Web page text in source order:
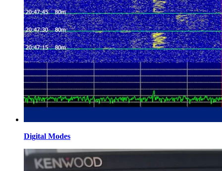
Digital Modes